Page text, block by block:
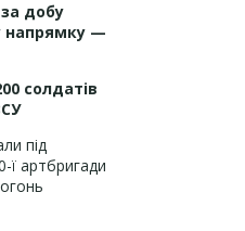
добу
напрямку —
солдатів
під
ї артбригади